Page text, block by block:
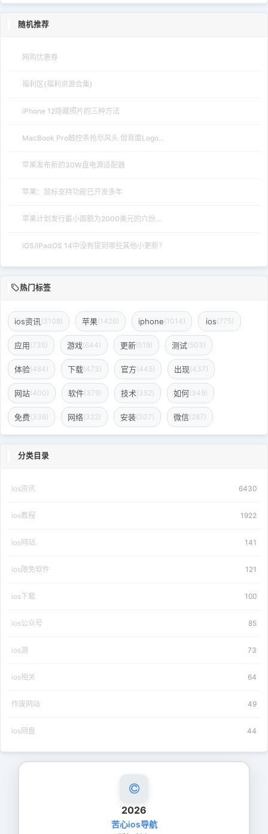
随机推荐
网购优惠券
福利区(福利资源合集)
iPhone 12隐藏照片的三种方法
MacBook Pro触控条抢尽风头 但背面Logo...
苹果发布新的30W盘电源适配器
苹果：鼠标支持功能已开发多年
苹果计划发行最小面额为2000美元的六份...
iOS/iPadOS 14中没有提到哪些其他小更新？
热门标签
ios资讯 (3108) 苹果(1426) iphone(1014) ios(775)
应用(735) 游戏(644) 更新(519) 测试(503)
体验(484) 下载(473) 官方(445) 出现(437)
网站(400) 软件(379) 技术(352) 如何(349)
免费(336) 网络(322) 安装(307) 微信(287)
分类目录
Ios资讯 6430
ios教程 1922
ios网站 141
ios限免软件 121
ios下载 100
ios公众号 85
ios源 73
ios相关 64
作废网站 49
ios网盘 44
2026
苦心ios导航